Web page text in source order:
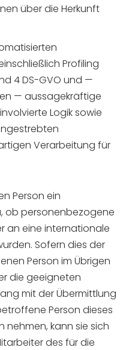
über die Herkunft
Profiling
4 DS-GVO und —
— aussagekräftige
Logik sowie
Verarbeitung für
Person ein
ob personenbezogene
an eine internationale
Sofern dies der
Person im Übrigen
die geeigneten
mit der Übermittlung
Person dieses
nehmen, kann sie sich
des für die